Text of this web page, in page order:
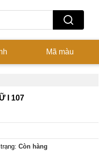
Mã màu
I 107
Còn hàng